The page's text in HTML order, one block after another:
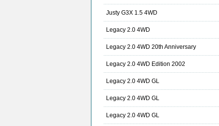
Justy G3X 1.5 4WD
Legacy 2.0 4WD
Legacy 2.0 4WD 20th Anniversary
Legacy 2.0 4WD Edition 2002
Legacy 2.0 4WD GL
Legacy 2.0 4WD GL
Legacy 2.0 4WD GL